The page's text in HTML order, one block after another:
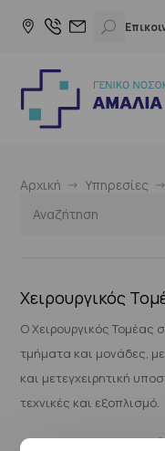
Αρχική Υπηρεσίες
Χειρουργικός
Ο Χειρουργικός Τομέας
τμήματα και μονάδες,
και μετεγχειρητική
τεχνικές και εξοπλισμό.